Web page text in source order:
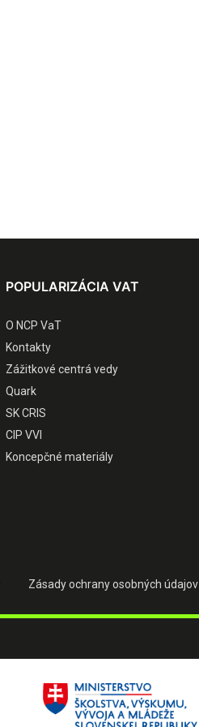
POPULARIZÁCIA VAT
O NCP VaT
Kontakty
Zážitkové centrá vedy
Quark
SK CRIS
CIP VVI
Koncepčné materiály
Zásady ochrany osobných údajov